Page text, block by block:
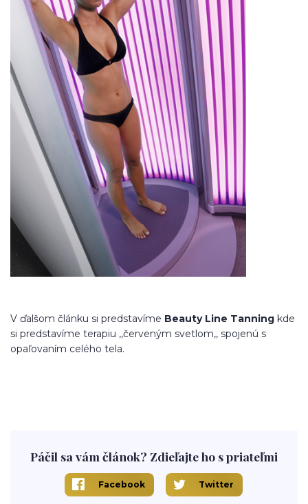
V ďalšom článku si predstavíme Beauty Line Tanning kde
si predstavíme terapiu ,,červeným svetlom,, spojenú s
opaľovaním celého tela.
Páčil sa vám článok? Zdieľajte ho s priateľmi
Facebook Twitter